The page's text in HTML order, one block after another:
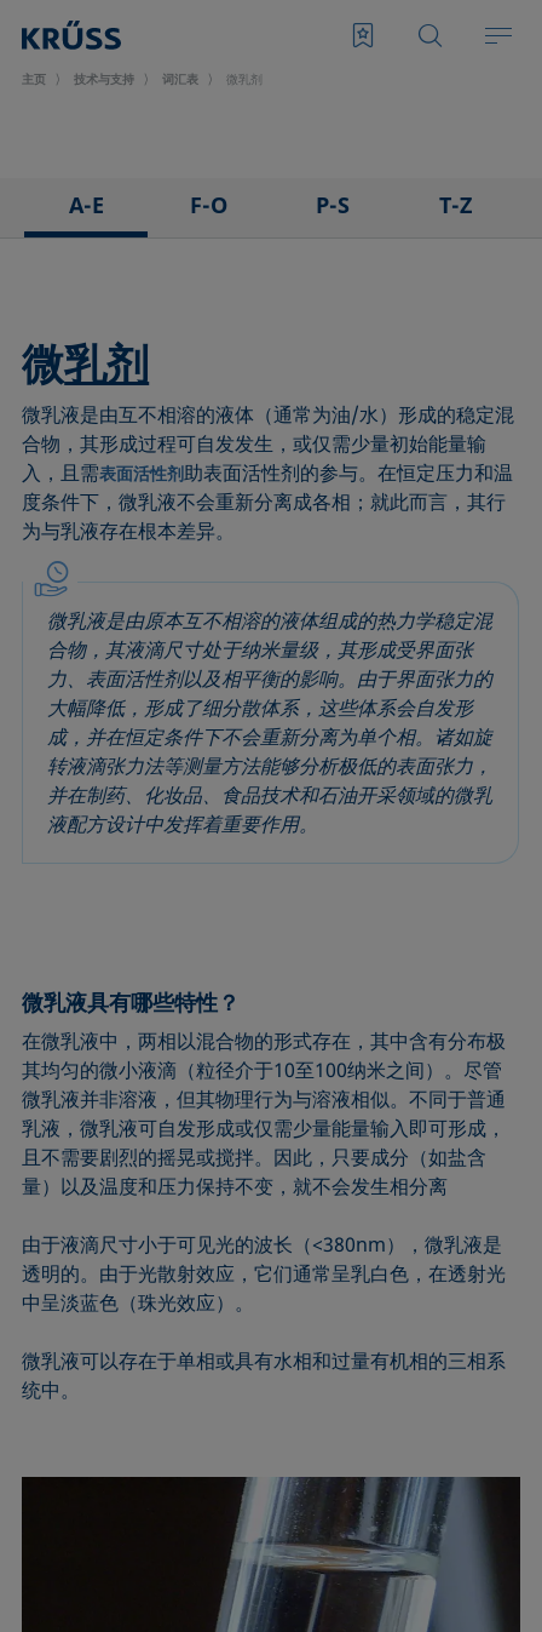
主页 技术与支持 词汇表 微乳剂
A-E
吸附系数
前进角
ASTM D 971
基线
气泡压力张力仪
捕泡法
圆法
圆锥曲线法
受束座滴法
接触角
CMC和表面活性剂浓度
临界表面张力
去润湿
扩散系数
动态表面张力
乳剂
状态方程
Extended Fowkes法
F-O
发泡剂
Fowkes法
高宽法
滞后角
界面流变，表面流变
界面张力
拉普拉斯压力
液体针头
莲花效应
弯月面法
吴氏法
Zisman法
胶束
微乳剂
P-S
多项式法
后退角
脱环法
棒法
滚动角
罗氏泡沫分析法
粗糙度
座滴法
旋转滴张力仪
铺展
铺展系数
滴重计
静态接触角
静态表面张力
表面张力
表面活性
表面活性剂
T-Z
顶视距离法
Washburn法
韦伯数
润湿性
润湿长度
润湿
润湿剂
Wilhelmy板法
粘附功
内聚功
杨拉普拉斯拟合
杨氏方程
微乳剂
微乳液是由互不相溶的液体（通常为油/水）形成的稳定混
合物，其形成过程可自发发生，或仅需少量初始能量输
入，且需表面活性剂助表面活性剂的参与。在恒定压力和温
度条件下，微乳液不会重新分离成各相；就此而言，其行
为与乳液存在根本差异。
微乳液是由原本互不相溶的液体组成的热力学稳定混
合物，其液滴尺寸处于纳米量级，其形成受界面张
力、表面活性剂以及相平衡的影响。由于界面张力的
大幅降低，形成了细分散体系，这些体系会自发形
成，并在恒定条件下不会重新分离为单个相。诸如旋
转液滴张力法等测量方法能够分析极低的表面张力，
并在制药、化妆品、食品技术和石油开采领域的微乳
液配方设计中发挥着重要作用。
微乳液具有哪些特性？
在微乳液中，两相以混合物的形式存在，其中含有分布极
其均匀的微小液滴（粒径介于10至100纳米之间）。尽管
微乳液并非溶液，但其物理行为与溶液相似。不同于普通
乳液，微乳液可自发形成或仅需少量能量输入即可形成，
且不需要剧烈的摇晃或搅拌。因此，只要成分（如盐含
量）以及温度和压力保持不变，就不会发生相分离
由于液滴尺寸小于可见光的波长（<380nm），微乳液是
透明的。由于光散射效应，它们通常呈乳白色，在透射光
中呈淡蓝色（珠光效应）。
微乳液可以存在于单相或具有水相和过量有机相的三相系
统中。